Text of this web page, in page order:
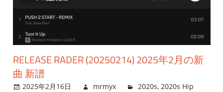
RELEASE RADER (20250214) 2025年2月の新
曲 新譜
2025年2月16日 mrmyx 2020s,2020s Hip